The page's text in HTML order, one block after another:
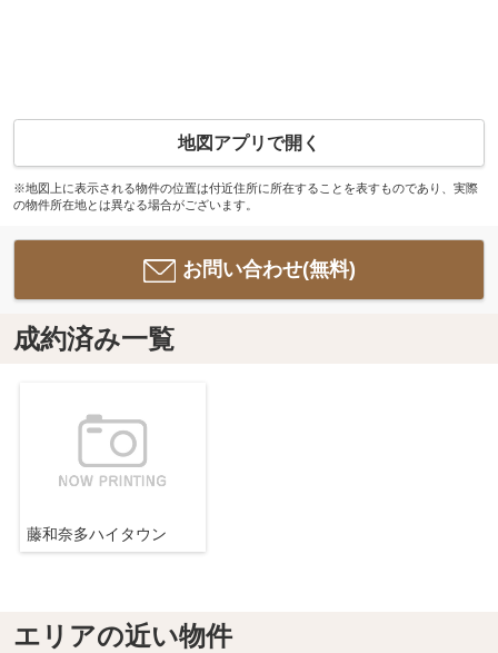
地図アプリで開く
※地図上に表示される物件の位置は付近住所に所在することを表すものであり、実際
の物件所在地とは異なる場合がございます。
お問い合わせ(無料)
成約済み一覧
藤和奈多ハイタウン
エリアの近い物件